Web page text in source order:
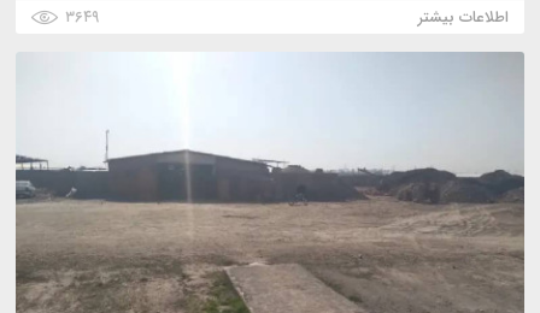
اطلاعات بیشتر
۳۶۴۹